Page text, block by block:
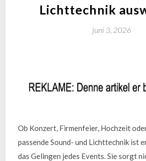
Lichttechnik
juni 3, 2026
Ob Konzert, Firmenfeier, Hochzeit
passende Sound- und Lichttechnik ist
das Gelingen jedes Events. Sie sorgt